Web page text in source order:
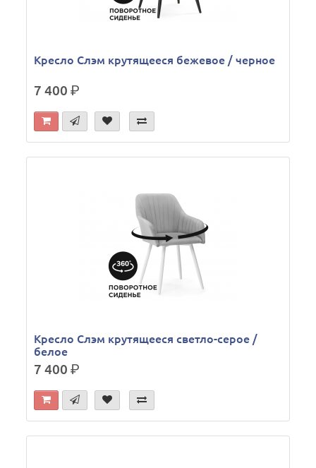
Кресло Слэм крутящееся бежевое / черное
7 400р.
Кресло Слэм крутящееся светло-серое /
белое
7 400р.